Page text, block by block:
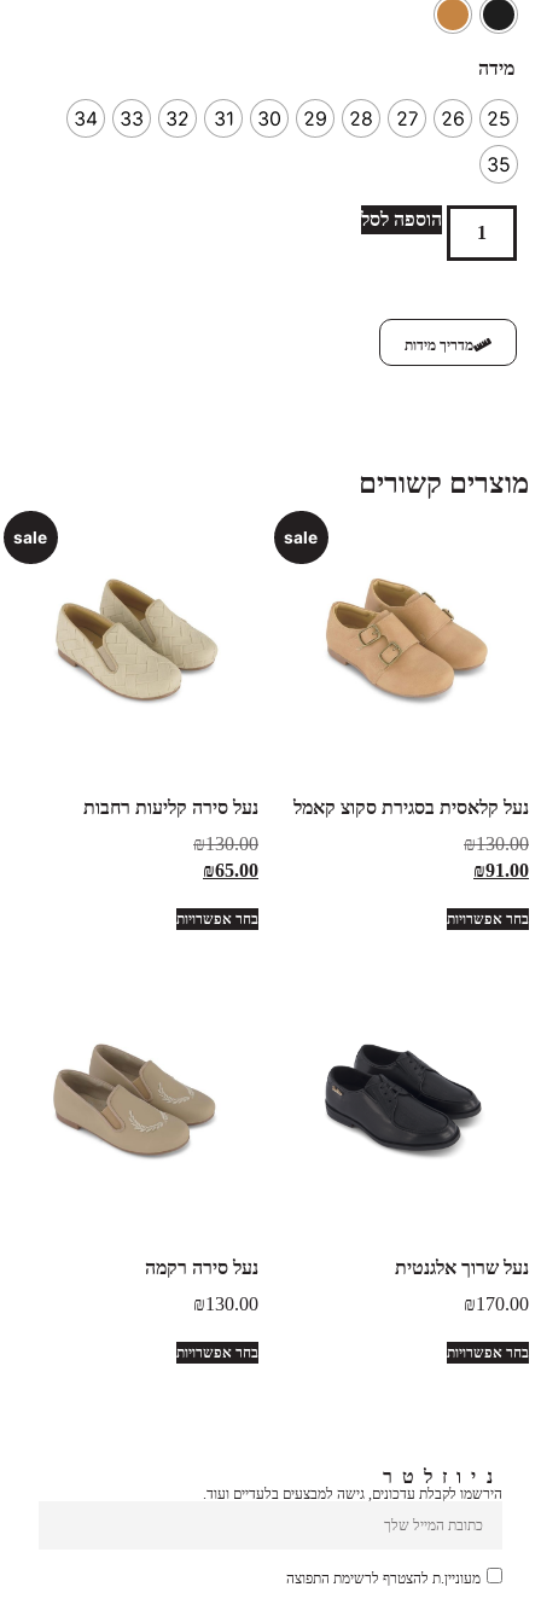
מידה
25
26
27
28
29
30
31
32
33
34
35
הוספה לסל
מדריך מידות
מוצרים קשורים
sale
נעל קלאסית בסגירת סקוצ קאמל
₪130.00
₪91.00
בחר אפשרויות
sale
נעל סירה קליעות רחבות
₪130.00
₪65.00
בחר אפשרויות
נעל שרוך אלגנטית
₪170.00
בחר אפשרויות
נעל סירה רקמה
₪130.00
בחר אפשרויות
ניוזלטר
הירשמו לקבלת עדכונים, גישה למבצעים בלעדיים ועוד.
מעוניין.ת להצטרף לרשימת התפוצה